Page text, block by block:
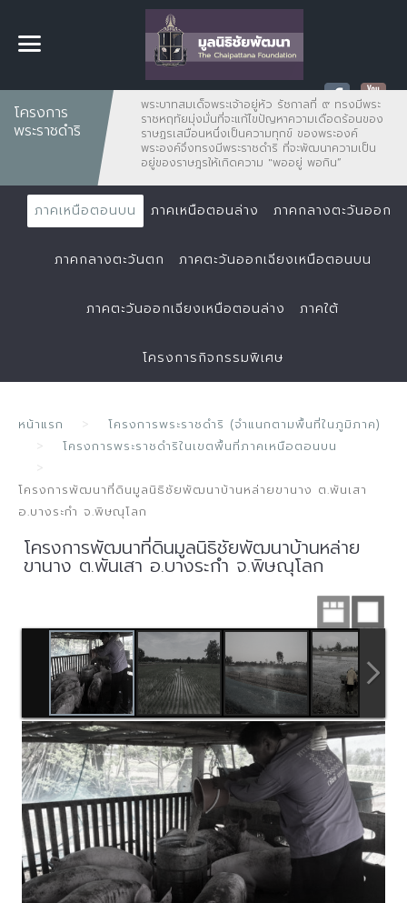
โครงการ
พระราชดำริ
พระบาทสมเด็จพระเจ้าอยู่หัว รัชกาลที่ ๙ ทรงมีพระ
ราชหฤทัยมุ่งมั่นที่จะแก้ไขปัญหาความเดือดร้อนของ
ราษฏรเสมือนหนึ่งเป็นความทุกข์ ของพระองค์
พระองค์จึงทรงมีพระราชดำริ ที่จะพัฒนาความเป็น
อยู่ของราษฎรให้เกิดความ "พออยู่ พอกิน”
ภาคเหนือตอนบน ภาคเหนือตอนล่าง ภาคกลางตะวันออก
ภาคกลางตะวันตก ภาคตะวันออกเฉียงเหนือตอนบน
ภาคตะวันออกเฉียงเหนือตอนล่าง ภาคใต้
โครงการกิจกรรมพิเศษ
หน้าแรก
โครงการพระราชดำริ (จำแนกตามพื้นที่ในภูมิภาค)
โครงการพระราชดำริในเขตพื้นที่ภาคเหนือตอนบน
โครงการพัฒนาที่ดินมูลนิธิชัยพัฒนาบ้านหล่ายขานาง ต.พันเสา
อ.บางระกำ จ.พิษณุโลก
โครงการพัฒนาที่ดินมูลนิธิชัยพัฒนาบ้านหล่าย
ขานาง ต.พันเสา อ.บางระกำ จ.พิษณุโลก